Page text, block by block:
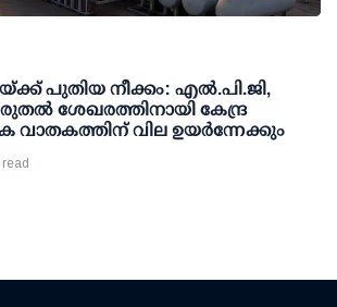
പുതിയ നീക്കം: എല്‍.പി.ജി,
ശേഖരത്തിനായി കേന്ദ്ര
വാതകത്തിന് വില ഉയര്‍ന്നേക്കും